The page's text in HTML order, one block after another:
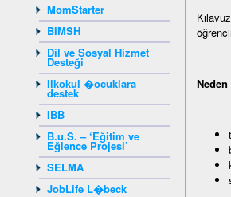
MomStarter
BIMSH
Dil ve Sosyal Hizmet
Desteği
Ilkokul �ocuklara
destek
IBB
B.u.S. – ‘Eğitim ve
Eğlence Projesi’
SELMA
JobLife L�beck
Neden